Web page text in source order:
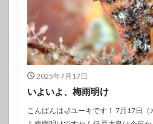
2025年7月17日
いよいよ、梅雨明け
こんばんは🌙ユーキです！ 7月17日（